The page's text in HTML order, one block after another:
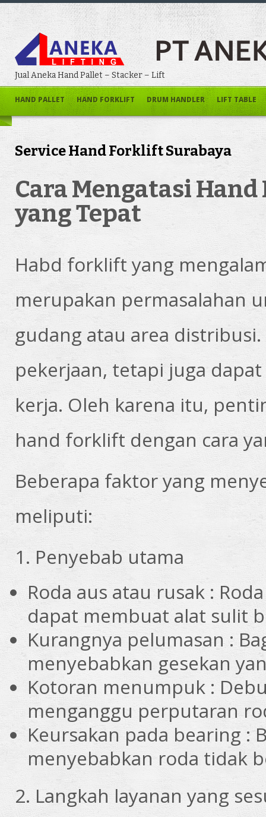
Jual Aneka Hand Pallet – Stacker – Lift
HAND PALLET HAND FORKLIFT DRUM HANDLER LIFT TABLE
Service Hand Forklift Surabaya
Cara Mengatasi
yang Tepat
Habd forklift yang
merupakan permasalahan
gudang atau area
pekerjaan, tetapi juga
kerja. Oleh karena itu,
hand forklift dengan cara
Beberapa faktor yang
meliputi:
1. Penyebab utama
Roda aus atau rusak :
dapat membuat alat sulit
Kurangnya pelumasan :
menyebabkan gesekan
Kotoran menumpuk :
menganggu perputaran
Keursakan pada bearing :
menyebabkan roda tidak
2. Langkah layanan yang